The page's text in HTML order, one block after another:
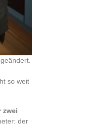
so weit
zwei
der